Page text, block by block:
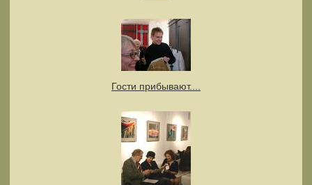
Гости прибывают....